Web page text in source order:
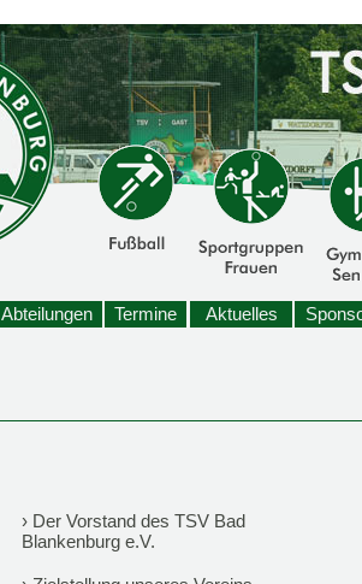
Abteilungen Termine Aktuelles
› Der Vorstand des TSV Bad
Blankenburg e.V.